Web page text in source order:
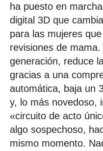
ha puesto en
digital 3D que
para las mujeres
revisiones de
generación, reduce
gracias a una
automática, baja un
y, lo más novedoso,
«circuito de acto
algo sospechoso,
mismo momento.